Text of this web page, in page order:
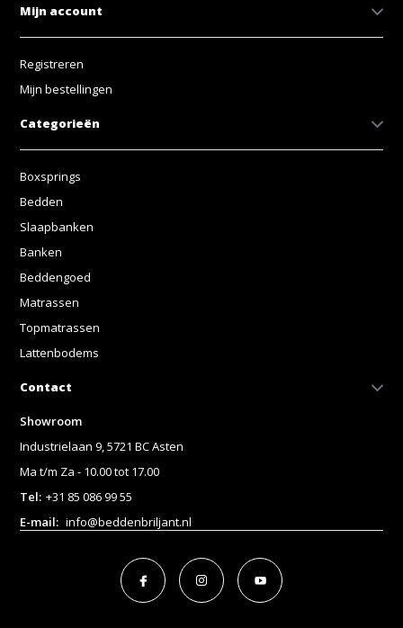
Mijn account
Registreren
Mijn bestellingen
Categorieën
Boxsprings
Bedden
Slaapbanken
Banken
Beddengoed
Matrassen
Topmatrassen
Lattenbodems
Contact
Showroom
Industrielaan 9, 5721 BC Asten
Ma t/m Za - 10.00 tot 17.00
Tel: +31 85 086 99 55
E-mail: info@beddenbriljant.nl